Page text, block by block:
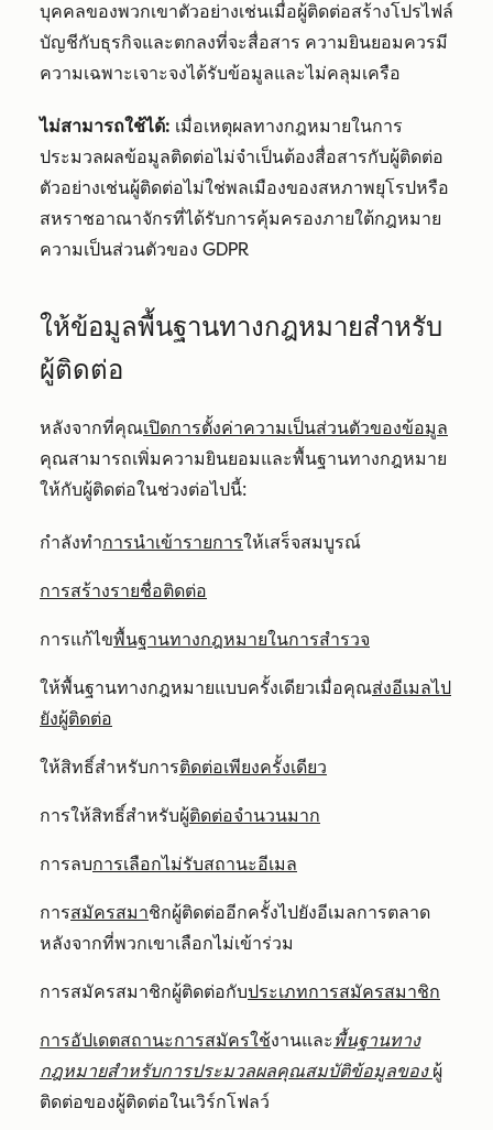
บุคคลของพวกเขาตัวอย่างเช่นเมื่อผู้ติดต่อสร้างโปรไฟล์
บัญชีกับธุรกิจและตกลงที่จะสื่อสาร ความยินยอมควรมี
ความเฉพาะเจาะจงได้รับข้อมูลและไม่คลุมเครือ
ไม่สามารถใช้ได้: เมื่อเหตุผลทางกฎหมายในการ
ประมวลผลข้อมูลติดต่อไม่จำเป็นต้องสื่อสารกับผู้ติดต่อ
ตัวอย่างเช่นผู้ติดต่อไม่ใช่พลเมืองของสหภาพยุโรปหรือ
สหราชอาณาจักรที่ได้รับการคุ้มครองภายใต้กฎหมาย
ความเป็นส่วนตัวของ GDPR
ให้ข้อมูลพื้นฐานทางกฎหมายสำหรับ
ผู้ติดต่อ
หลังจากที่คุณเปิดการตั้งค่าความเป็นส่วนตัวของข้อมูล
คุณสามารถเพิ่มความยินยอมและพื้นฐานทางกฎหมาย
ให้กับผู้ติดต่อในช่วงต่อไปนี้:
กำลังทำการนำเข้ารายการให้เสร็จสมบูรณ์
การสร้างรายชื่อติดต่อ
การแก้ไขพื้นฐานทางกฎหมายในการสำรวจ
ให้พื้นฐานทางกฎหมายแบบครั้งเดียวเมื่อคุณส่งอีเมลไป
ยังผู้ติดต่อ
ให้สิทธิ์สำหรับการติดต่อเพียงครั้งเดียว
การให้สิทธิ์สำหรับผู้ติดต่อจำนวนมาก
การลบการเลือกไม่รับสถานะอีเมล
การสมัครสมาชิกผู้ติดต่ออีกครั้งไปยังอีเมลการตลาด
หลังจากที่พวกเขาเลือกไม่เข้าร่วม
การสมัครสมาชิกผู้ติดต่อกับประเภทการสมัครสมาชิก
การอัปเดตสถานะการสมัครใช้งานและ พื้นฐานทาง
กฎหมายสำหรับการประมวลผลคุณสมบัติข้อมูลของ ผู้
ติดต่อของผู้ติดต่อในเวิร์กโฟลว์